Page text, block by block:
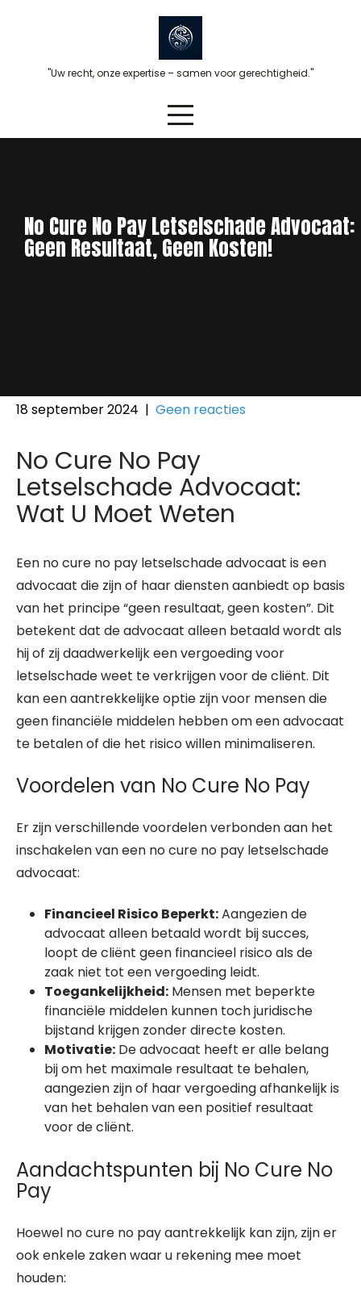
"Uw recht, onze expertise – samen voor gerechtigheid."
No Cure No Pay Letselschade Advocaat:
Geen Resultaat, Geen Kosten!
18 september 2024 | Geen reacties
No Cure No Pay
Letselschade Advocaat:
Wat U Moet Weten
Een no cure no pay letselschade advocaat is een
advocaat die zijn of haar diensten aanbiedt op basis
van het principe “geen resultaat, geen kosten”. Dit
betekent dat de advocaat alleen betaald wordt als
hij of zij daadwerkelijk een vergoeding voor
letselschade weet te verkrijgen voor de cliënt. Dit
kan een aantrekkelijke optie zijn voor mensen die
geen financiële middelen hebben om een advocaat
te betalen of die het risico willen minimaliseren.
Voordelen van No Cure No Pay
Er zijn verschillende voordelen verbonden aan het
inschakelen van een no cure no pay letselschade
advocaat:
Financieel Risico Beperkt:Aangezien de
advocaat alleen betaald wordt bij succes,
loopt de cliënt geen financieel risico als de
zaak niet tot een vergoeding leidt.
Toegankelijkheid: Mensen met beperkte
financiële middelen kunnen toch juridische
bijstand krijgen zonder directe kosten.
Motivatie: De advocaat heeft er alle belang
bij om het maximale resultaat te behalen,
aangezien zijn of haar vergoeding afhankelijk is
van het behalen van een positief resultaat
voor de cliënt.
Aandachtspunten bij No Cure No
Pay
Hoewel no cure no pay aantrekkelijk kan zijn, zijn er
ook enkele zaken waar u rekening mee moet
houden: